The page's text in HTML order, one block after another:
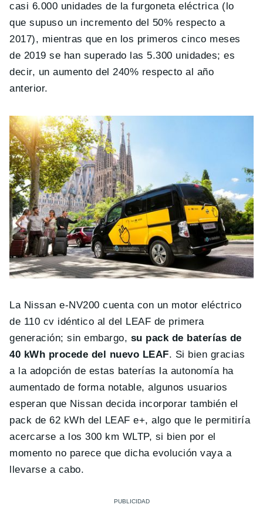
casi 6.000 unidades de la furgoneta eléctrica (lo
que supuso un incremento del 50% respecto a
2017), mientras que en los primeros cinco meses
de 2019 se han superado las 5.300 unidades; es
decir, un aumento del 240% respecto al año
anterior.
La Nissan e-NV200 cuenta con un motor eléctrico
de 110 cv idéntico al del LEAF de primera
generación; sin embargo, su pack de baterías de
40 kWh procede del nuevo LEAF. Si bien gracias
a la adopción de estas baterías la autonomía ha
aumentado de forma notable, algunos usuarios
esperan que Nissan decida incorporar también el
pack de 62 kWh del LEAF e+, algo que le permitiría
acercarse a los 300 km WLTP, si bien por el
momento no parece que dicha evolución vaya a
llevarse a cabo.